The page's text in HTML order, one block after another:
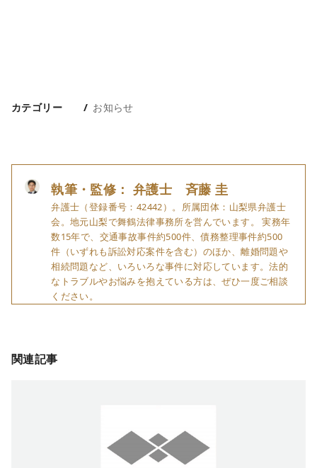
カテゴリー お知らせ
執筆・監修： 弁護士 斉藤 圭
弁護士（登録番号：42442）。所属団体：山梨県弁護士
会。地元山梨で舞鶴法律事務所を営んでいます。 実務年
数15年で、交通事故事件約500件、債務整理事件約500
件（いずれも訴訟対応案件を含む）のほか、離婚問題や
相続問題など、いろいろな事件に対応しています。法的
なトラブルやお悩みを抱えている方は、ぜひ一度ご相談
ください。
関連記事